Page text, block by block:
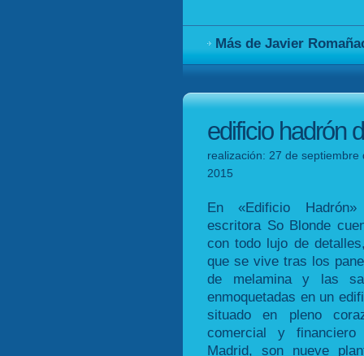
Más de Javier
edificio hadrón
realización: 27 de
2015
En «Edificio
escritora So Blonde
con todo lujo de
que se vive tras los
de melamina y las
enmoquetadas en un
situado en pleno
comercial y financiero
Madrid, son nueve